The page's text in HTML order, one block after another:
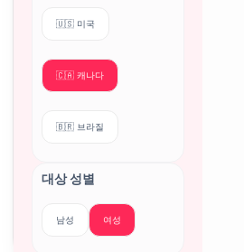
🇺🇸 미국
🇨🇦 캐나다
🇧🇷 브라질
대상 성별
남성 여성